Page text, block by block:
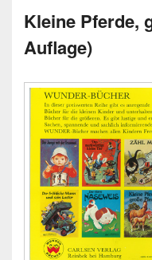
Kleine Pferde,
Auflage)